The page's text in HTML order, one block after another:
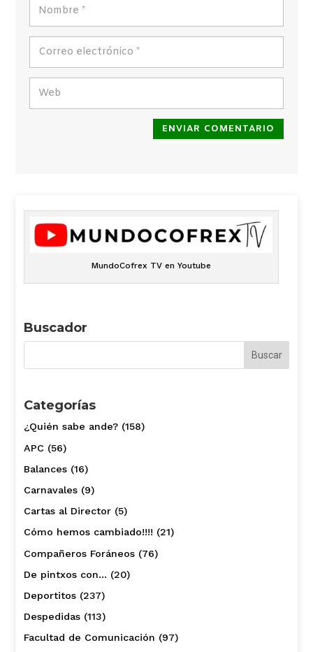
ENVIAR COMENTARIO
MundoCofrex TV en Youtube
Buscador
Categorías
¿Quién sabe ande?(158)
APC(56)
Balances(16)
Carnavales(9)
Cartas al Director(5)
Cómo hemos cambiado!!!! (21)
Compañeros Foráneos(76)
De pintxos con… (20)
Deportitos(237)
Despedidas(113)
Facultad de Comunicación (97)